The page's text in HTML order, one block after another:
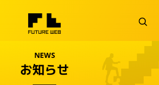
NEWS
お知らせ